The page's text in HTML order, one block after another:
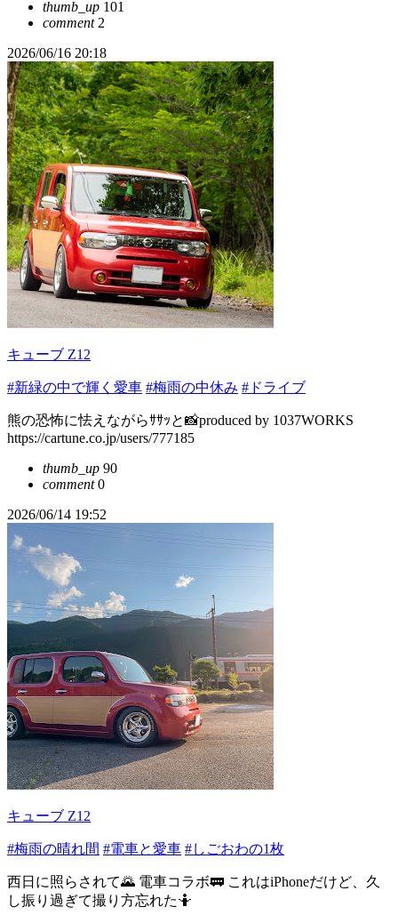
thumb_up 101
comment2
2026/06/16 20:18
キューブ Z12
#新緑の中で輝く愛車 #梅雨の中休み #ドライブ
熊の恐怖に怯えながらｻｻｯと📸produced by 1037WORKS
https://cartune.co.jp/users/777185
thumb_up 90
comment0
2026/06/14 19:52
キューブ Z12
#梅雨の晴れ間 #電車と愛車 #しごおわの1枚
西日に照らされて🌄 電車コラボ🚃 これはiPhoneだけど、久
し振り過ぎて撮り方忘れた🤷